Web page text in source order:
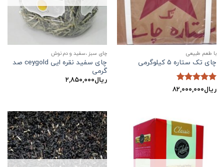
با طعم طبیعی
چای تک ستاره ۵ کیلوگرمی
نمره5 از
ریال۸۲,۰۰۰,۰۰۰
چای سبز ،سفید و دم نوش
چای سفید نقره ایی ceygold صد
گرمی
ریال۲,۸۵۰,۰۰۰